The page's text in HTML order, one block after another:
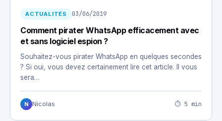
ACTUALITÉS 03/06/2019
Comment pirater WhatsApp efficacement avec
et sans logiciel espion ?
Souhaitez-vous pirater WhatsApp en quelques secondes
? Si oui, vous devez certainement lire cet article. Il vous
sera…
N Nicolas ⏱ 5 min